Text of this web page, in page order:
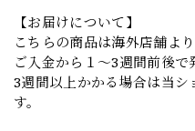
【お届けについて】
こちらの商品は海外店舗よ
ご入金から１～3週間前後で
3週間以上かかる場合は当シ
す。